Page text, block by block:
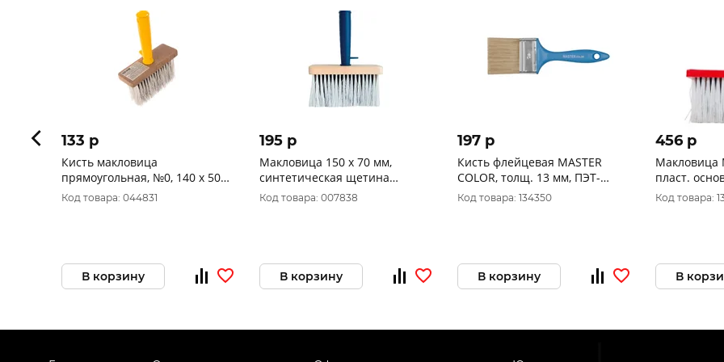
133 p
Кисть макловица
прямоугольная, №0, 140 х 50
мм, РемоКолор 02-0-000 (упак.
12 шт)
Код товара: 044831
В корзину
195 p
Макловица 150 х 70 мм,
синтетическая щетина
Toolberg 60 Китай 0106202
Код товара: 007838
В корзину
197 p
Кисть флейцевая MASTER
COLOR, толщ. 13 мм, ПЭТ-
щетина, нерж. обжим, пласт.
ручка, ширина 70 мм 30-02
Код товара: 134350
В корзину
456 p
Макловица
пласт.
ПЭТ-
0572
Код товара:
В